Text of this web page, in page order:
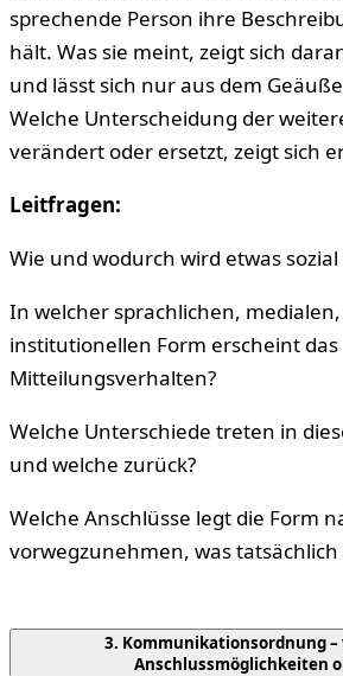
sprechende Person ihre
hält. Was sie meint, zeigt sich
und lässt sich nur aus dem
Welche Unterscheidung der
verändert oder ersetzt, zeigt sich
Leitfragen:
Wie und wodurch wird etwas
In welcher sprachlichen,
institutionellen Form erscheint das
Mitteilungsverhalten?
Welche Unterschiede treten in
und welche zurück?
Welche Anschlüsse legt die Form
vorwegzunehmen, was
3. Kommunikationsordnung –
Anschlussmöglichkeiten